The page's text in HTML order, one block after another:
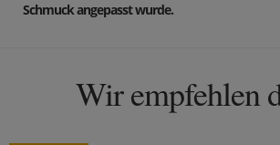
Schmuck angepasst wurde.
Wir empfehlen